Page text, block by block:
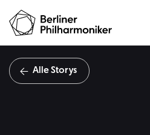
Alle Storys